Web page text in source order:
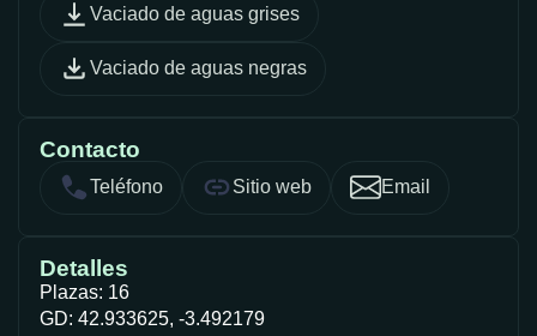
Vaciado de aguas grises
Vaciado de aguas negras
Contacto
Teléfono Sitio web Email
Detalles
Plazas: 16
GD: 42.933625, -3.492179